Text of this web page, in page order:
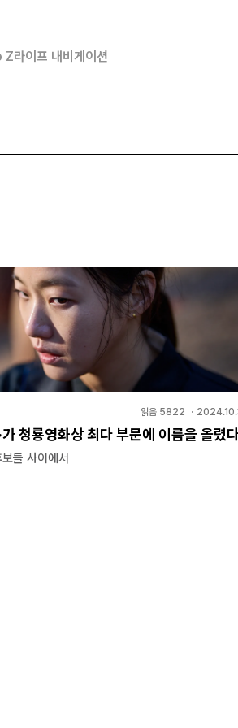
Z라이프 내비게이션
읽음 5822 ・
청룡영화상 최다 부문에 이름을 올렸
들 사이에서